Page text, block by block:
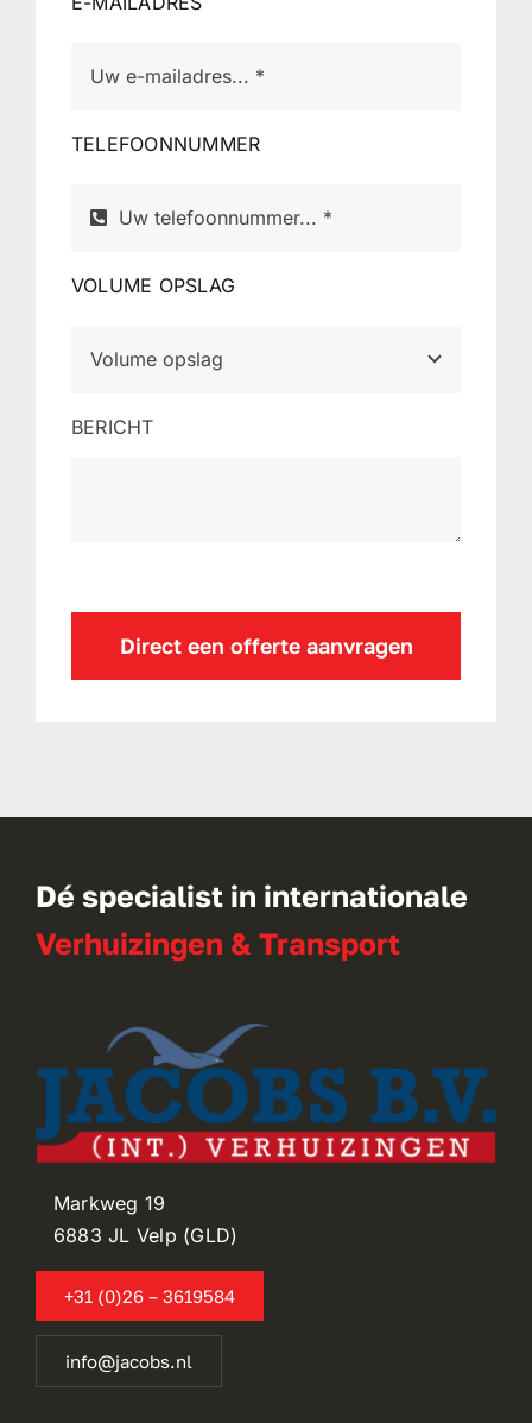
TELEFOONNUMMER
VOLUME OPSLAG
BERICHT
Direct een offerte aanvragen
Dé specialist in internationale
Verhuizingen & Transport
Markweg 19
6883 JL Velp (GLD)
+31 (0)26 – 3619584
info@jacobs.nl